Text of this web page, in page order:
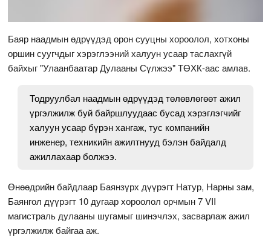
Баяр наадмын өдрүүдэд орон сууцны хороолол, хотхоны
оршин суугчдыг хэрэглээний халуун усаар таслахгүй
байхыг "Улаанбаатар Дулааны Сүлжээ" ТӨХК-аас амлав.
Тодруулбал наадмын өдрүүдэд төлөвлөгөөт ажил
үргэлжилж буй байршлуудаас бусад хэрэглэгчийг
халуун усаар бүрэн хангаж, тус компанийн
инженер, техникийн ажилтнууд бэлэн байдалд
ажиллахаар болжээ.
Өнөөдрийн байдлаар Баянзүрх дүүрэгт Натур, Нарны зам,
Баянгол дүүрэгт 10 дугаар хороолол орчмын 7 VII
магистраль дулааны шугамыг шинэчлэх, засварлаж ажил
үргэлжилж байгаа аж.